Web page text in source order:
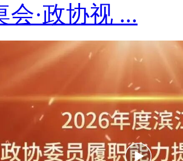
会·政协视 ...